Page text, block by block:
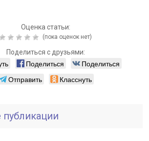
Оценка статьи:
(пока оценок нет)
Поделиться с друзьями:
Поделиться
Поделиться
Отправить
Класснуть